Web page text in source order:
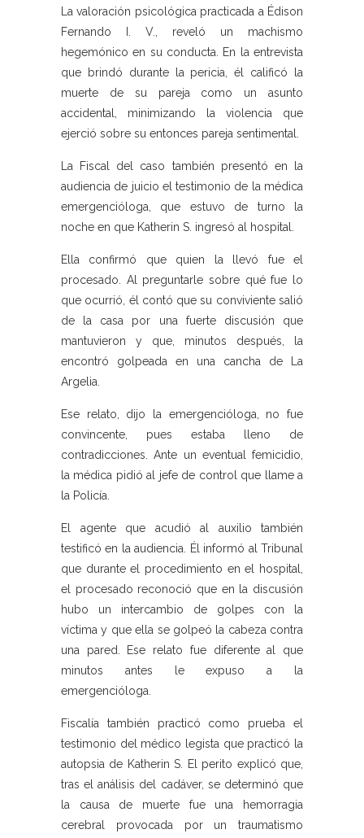
La valoración psicológica practicada a Édison
Fernando I. V., reveló un machismo
hegemónico en su conducta. En la entrevista
que brindó durante la pericia, él calificó la
muerte de su pareja como un asunto
accidental, minimizando la violencia que
ejerció sobre su entonces pareja sentimental.
La Fiscal del caso también presentó en la
audiencia de juicio el testimonio de la médica
emergencióloga, que estuvo de turno la
noche en que Katherin S. ingresó al hospital.
Ella confirmó que quien la llevó fue el
procesado. Al preguntarle sobre qué fue lo
que ocurrió, él contó que su conviviente salió
de la casa por una fuerte discusión que
mantuvieron y que, minutos después, la
encontró golpeada en una cancha de La
Argelia.
Ese relato, dijo la emergencióloga, no fue
convincente, pues estaba lleno de
contradicciones. Ante un eventual femicidio,
la médica pidió al jefe de control que llame a
la Policía.
El agente que acudió al auxilio también
testificó en la audiencia. Él informó al Tribunal
que durante el procedimiento en el hospital,
el procesado reconoció que en la discusión
hubo un intercambio de golpes con la
víctima y que ella se golpeó la cabeza contra
una pared. Ese relato fue diferente al que
minutos antes le expuso a la
emergencióloga.
Fiscalía también practicó como prueba el
testimonio del médico legista que practicó la
autopsia de Katherin S. El perito explicó que,
tras el análisis del cadáver, se determinó que
la causa de muerte fue una hemorragia
cerebral provocada por un traumatismo